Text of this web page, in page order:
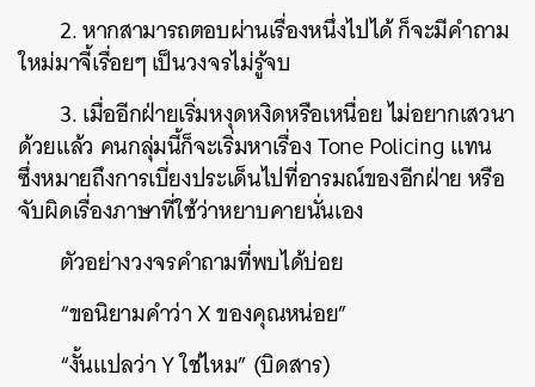
2. หากสามารถตอบผ่านเรื่องหนึ่งไปได้ ก็จะมีคำถาม
ใหม่มาจี้เรื่อยๆ เป็นวงจรไม่รู้จบ
3. เมื่ออีกฝ่ายเริ่มหงุดหงิดหรือเหนื่อย ไม่อยากเสวนา
ด้วยแล้ว คนกลุ่มนี้ก็จะเริ่มหาเรื่อง Tone Policing แทน
ซึ่งหมายถึงการเบี่ยงประเด็นไปที่อารมณ์ของอีกฝ่าย หรือ
จับผิดเรื่องภาษาที่ใช้ว่าหยาบคายนั่นเอง
ตัวอย่างวงจรคำถามที่พบได้บ่อย
“ขอนิยามคำว่า X ของคุณหน่อย”
“งั้นแปลว่า Y ใช่ไหม” (บิดสาร)